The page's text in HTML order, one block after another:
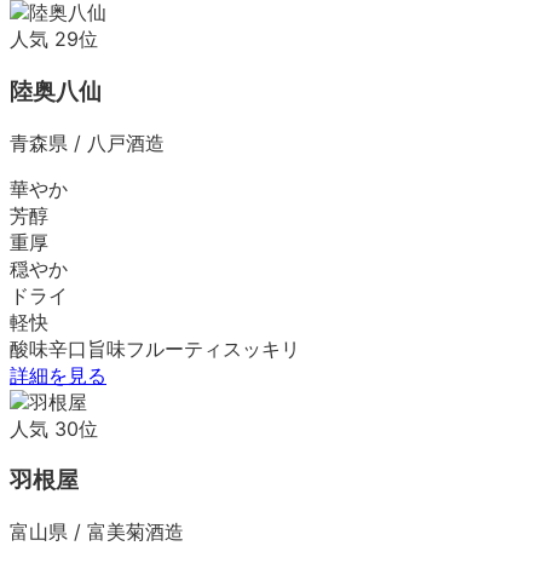
人気 29位
陸奥八仙
青森県 / 八戸酒造
華やか
芳醇
重厚
穏やか
ドライ
軽快
酸味辛口 旨味フルーティ スッキリ
詳細を見る
人気 30位
羽根屋
富山県 / 富美菊酒造